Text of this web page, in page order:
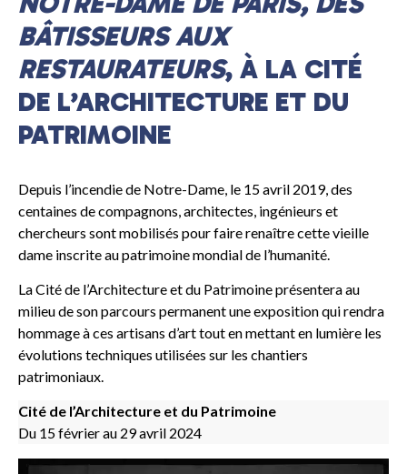
BÂTISSEURS AUX
RESTAURATEURS, À LA CITÉ
DE L’ARCHITECTURE ET DU
PATRIMOINE
Depuis l’incendie de Notre-Dame, le 15 avril 2019, des
centaines de compagnons, architectes, ingénieurs et
chercheurs sont mobilisés pour faire renaître cette vieille
dame inscrite au patrimoine mondial de l’humanité.
La Cité de l’Architecture et du Patrimoine présentera au
milieu de son parcours permanent une exposition qui rendra
hommage à ces artisans d’art tout en mettant en lumière les
évolutions techniques utilisées sur les chantiers
patrimoniaux.
Cité de l’Architecture et du Patrimoine
Du 15 février au 29 avril 2024